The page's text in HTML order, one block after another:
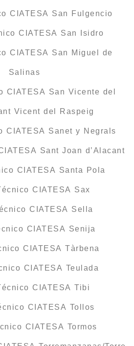
CIATESA San Fulgencio
CIATESA San Isidro
CIATESA San Miguel de
Salinas
CIATESA San Vicente del
Vicent del Raspeig
CIATESA Sanet y Negrals
Sant Joan d’Alacant
CIATESA Santa Pola
CIATESA Sax
CIATESA Sella
CIATESA Senija
CIATESA Tàrbena
CIATESA Teulada
CIATESA Tibi
CIATESA Tollos
CIATESA Tormos